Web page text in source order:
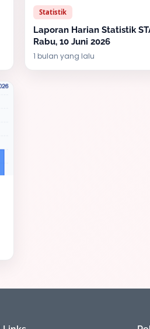
Statistik
Laporan Harian Statistik
Rabu, 10 Juni 2026
1 bulan yang lalu